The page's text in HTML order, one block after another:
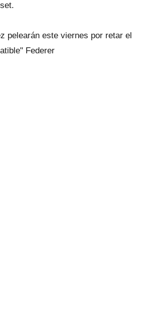
pelearán este viernes por retar el
Federer